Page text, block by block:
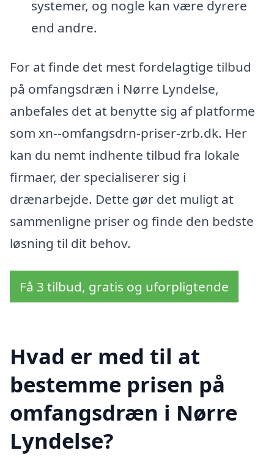
systemer, og nogle kan være dyrere
end andre.
For at finde det mest fordelagtige tilbud
på omfangsdræn i Nørre Lyndelse,
anbefales det at benytte sig af platforme
som xn--omfangsdrn-priser-zrb.dk. Her
kan du nemt indhente tilbud fra lokale
firmaer, der specialiserer sig i
drænarbejde. Dette gør det muligt at
sammenligne priser og finde den bedste
løsning til dit behov.
Få 3 tilbud, gratis og uforpligtende
Hvad er med til at
bestemme prisen på
omfangsdræn i Nørre
Lyndelse?